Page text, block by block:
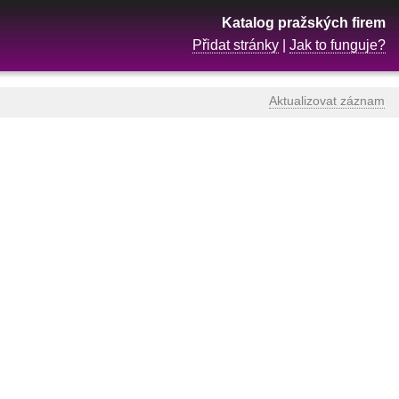
Katalog pražských firem
Přidat stránky
Jak to funguje?
Aktualizovat záznam